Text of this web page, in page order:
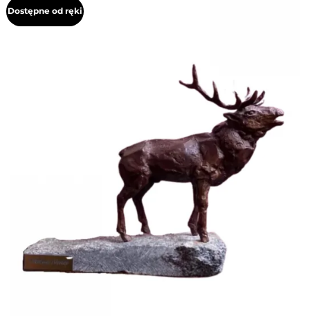
Dostępne od ręki